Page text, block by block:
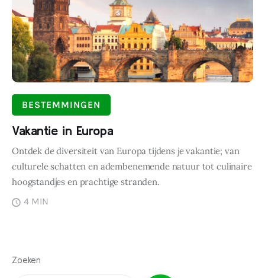
BESTEMMINGEN
Vakantie in Europa
Ontdek de diversiteit van Europa tijdens je vakantie; van
culturele schatten en adembenemende natuur tot culinaire
hoogstandjes en prachtige stranden.
4 MIN
Zoeken